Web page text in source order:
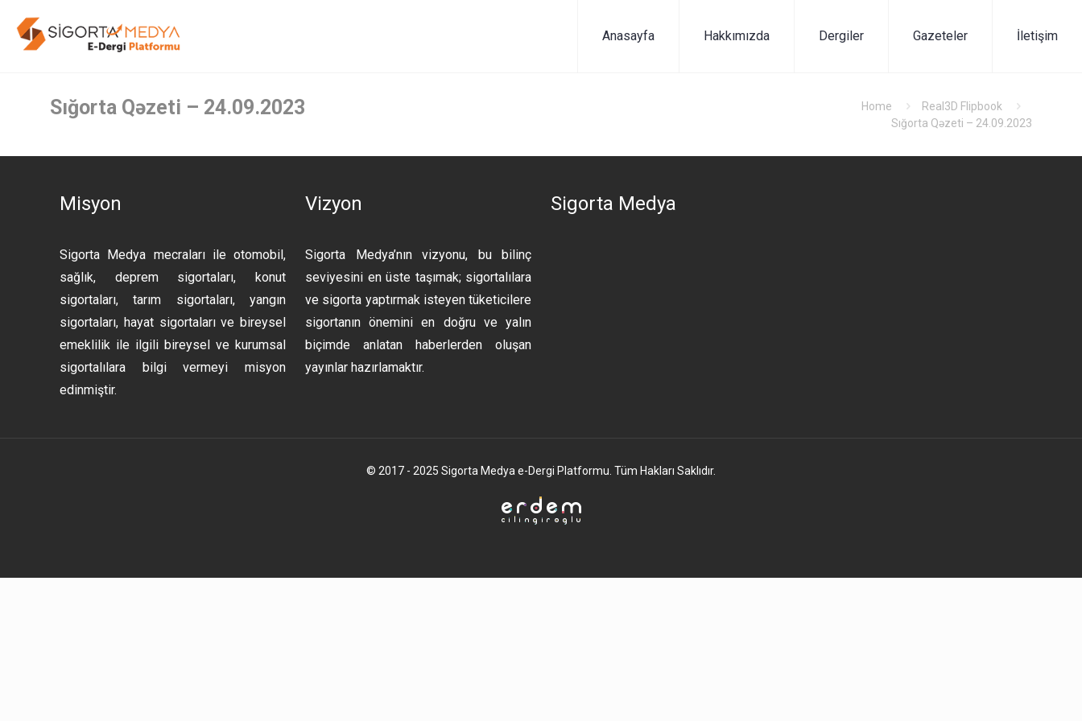
Anasayfa Hakkımızda Dergiler Gazeteler İletişim
Sığorta Qəzeti – 24.09.2023 Home
Real3D Flipbook
Sığorta Qəzeti – 24.09.2023
Misyon
Sigorta Medya mecraları ile otomobil,
sağlık, deprem sigortaları, konut
sigortaları, tarım sigortaları, yangın
sigortaları, hayat sigortaları ve bireysel
emeklilik ile ilgili bireysel ve kurumsal
sigortalılara bilgi vermeyi misyon
edinmiştir.
Vizyon
Sigorta Medya’nın vizyonu, bu bilinç
seviyesini en üste taşımak; sigortalılara
ve sigorta yaptırmak isteyen tüketicilere
sigortanın önemini en doğru ve yalın
biçimde anlatan haberlerden oluşan
yayınlar hazırlamaktır.
Sigorta Medya
© 2017 - 2025 Sigorta Medya e-Dergi Platformu. Tüm Hakları Saklıdır.